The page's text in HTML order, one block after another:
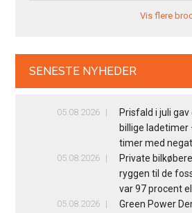
Vis flere
SENESTE NYHEDER
05.08.2026
Prisfald i juli
billige
timer med
05.08.2026
Private
ryggen til de
var 97 procent
05.08.2026
Green Power